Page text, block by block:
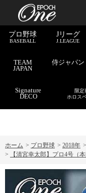
プロ野球
BASEBALL
Jリーグ
J.LEAGUE
TEAM
JAPAN
侍ジャパン
Signature
DECO
限定
ホロス
ホーム > プロ野球 > 2018年 >
>
【清宮幸太郎】プロ4号（